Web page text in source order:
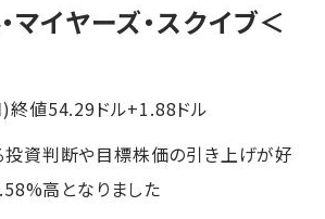
マイヤーズ・スクイブ＜
値54.29ドル+1.88ドル
投資判断や目標株価の引き上げが好
高となりました